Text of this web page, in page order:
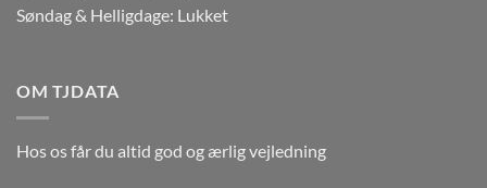
Søndag & Helligdage: Lukket
OM TJDATA
Hos os får du altid god og ærlig vejledning